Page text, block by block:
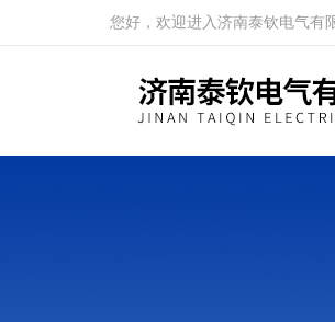
您好，欢迎进入济南泰钦电气有